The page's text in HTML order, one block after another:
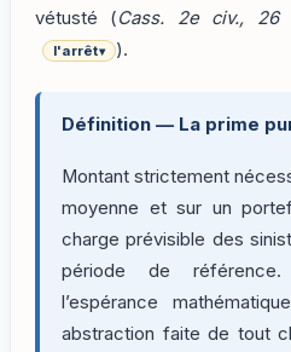
vétusté (Cass. 2e civ., 26
l'arrêt▾ ).
Définition — La prime
Montant strictement
moyenne et sur un
charge prévisible des
période de
l’espérance
abstraction faite de tout